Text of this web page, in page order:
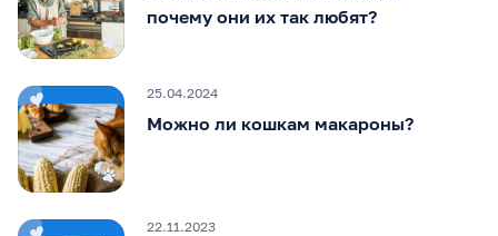
почему они их так любят?
25.04.2024
Можно ли кошкам макароны?
22.11.2023